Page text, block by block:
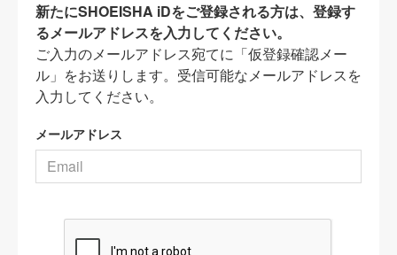
新たにSHOEISHA iDをご登録される方は、登録す
るメールアドレスを入力してください。
ご入力のメールアドレス宛てに「仮登録確認メー
ル」をお送りします。受信可能なメールアドレスを
入力してください。
メールアドレス